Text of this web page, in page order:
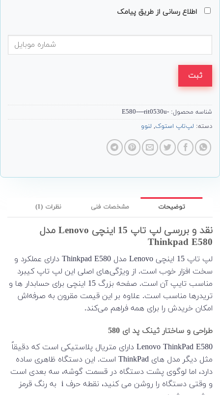
اطلاع رسانی از طریق پیامک
ثبت
شناسه محصول: -E580----rit0530u
دسته: لپ‌تاپ استوک, لنوو
توضیحات مشخصات فنی نظرات (1)
نقد و بررسی لپ تاپ 15 اینچی Lenovo مدل
Thinkpad E580
لپ تاپ 15 اینچی Lenovo مدل Thinkpad E580 دارای عملکرد و
سخت افزار خوب است. از ویژگی‌های اصلی این لپ تاپ کیبرد
مناسب تایپ آن است. صفحه بزرگ 15 اینچی برای حسابدار ها و
تریدرها مناسب است. علاوه بر این قیمت مقرون به صرفه‌اش
امکان خریدش را برای همه فراهم می‌کند.
طراحی و ساختار ثینک پد ای 580
Lenovo ThinkPad E580 دارای متریال پلاستیکی است که دقیقاً
مثل دیگر مدل های ThinkPad است. این دستگاه ظاهری ساده
دارد، اما لوگوی پشت دستگاه در قسمت گوشه، سه بعدی است
و وقتی دستگاه را روشن می کنید، نقطه حرف i به رنگ قرمز